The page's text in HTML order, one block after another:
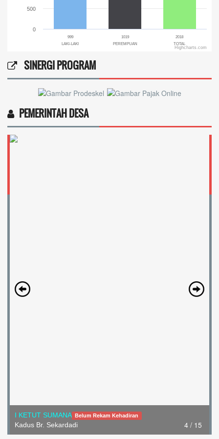
999
LAKI-LAKI
1019
PEREMPUAN
2018
TOTAL
0
500
Highcharts.com
SINERGI PROGRAM
PEMERINTAH DESA
4 / 15
I KETUT SUMANA Belum Rekam Kehadiran
Kadus Br. Sekardadi